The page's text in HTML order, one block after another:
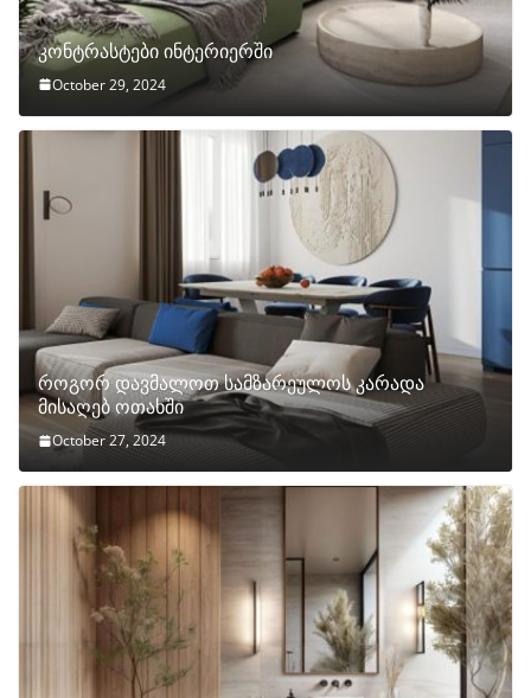
კონტრასტები ინტერიერში
October 29, 2024
როგორ დავმალოთ სამზარეულოს კარადა
მისაღებ ოთახში
October 27, 2024